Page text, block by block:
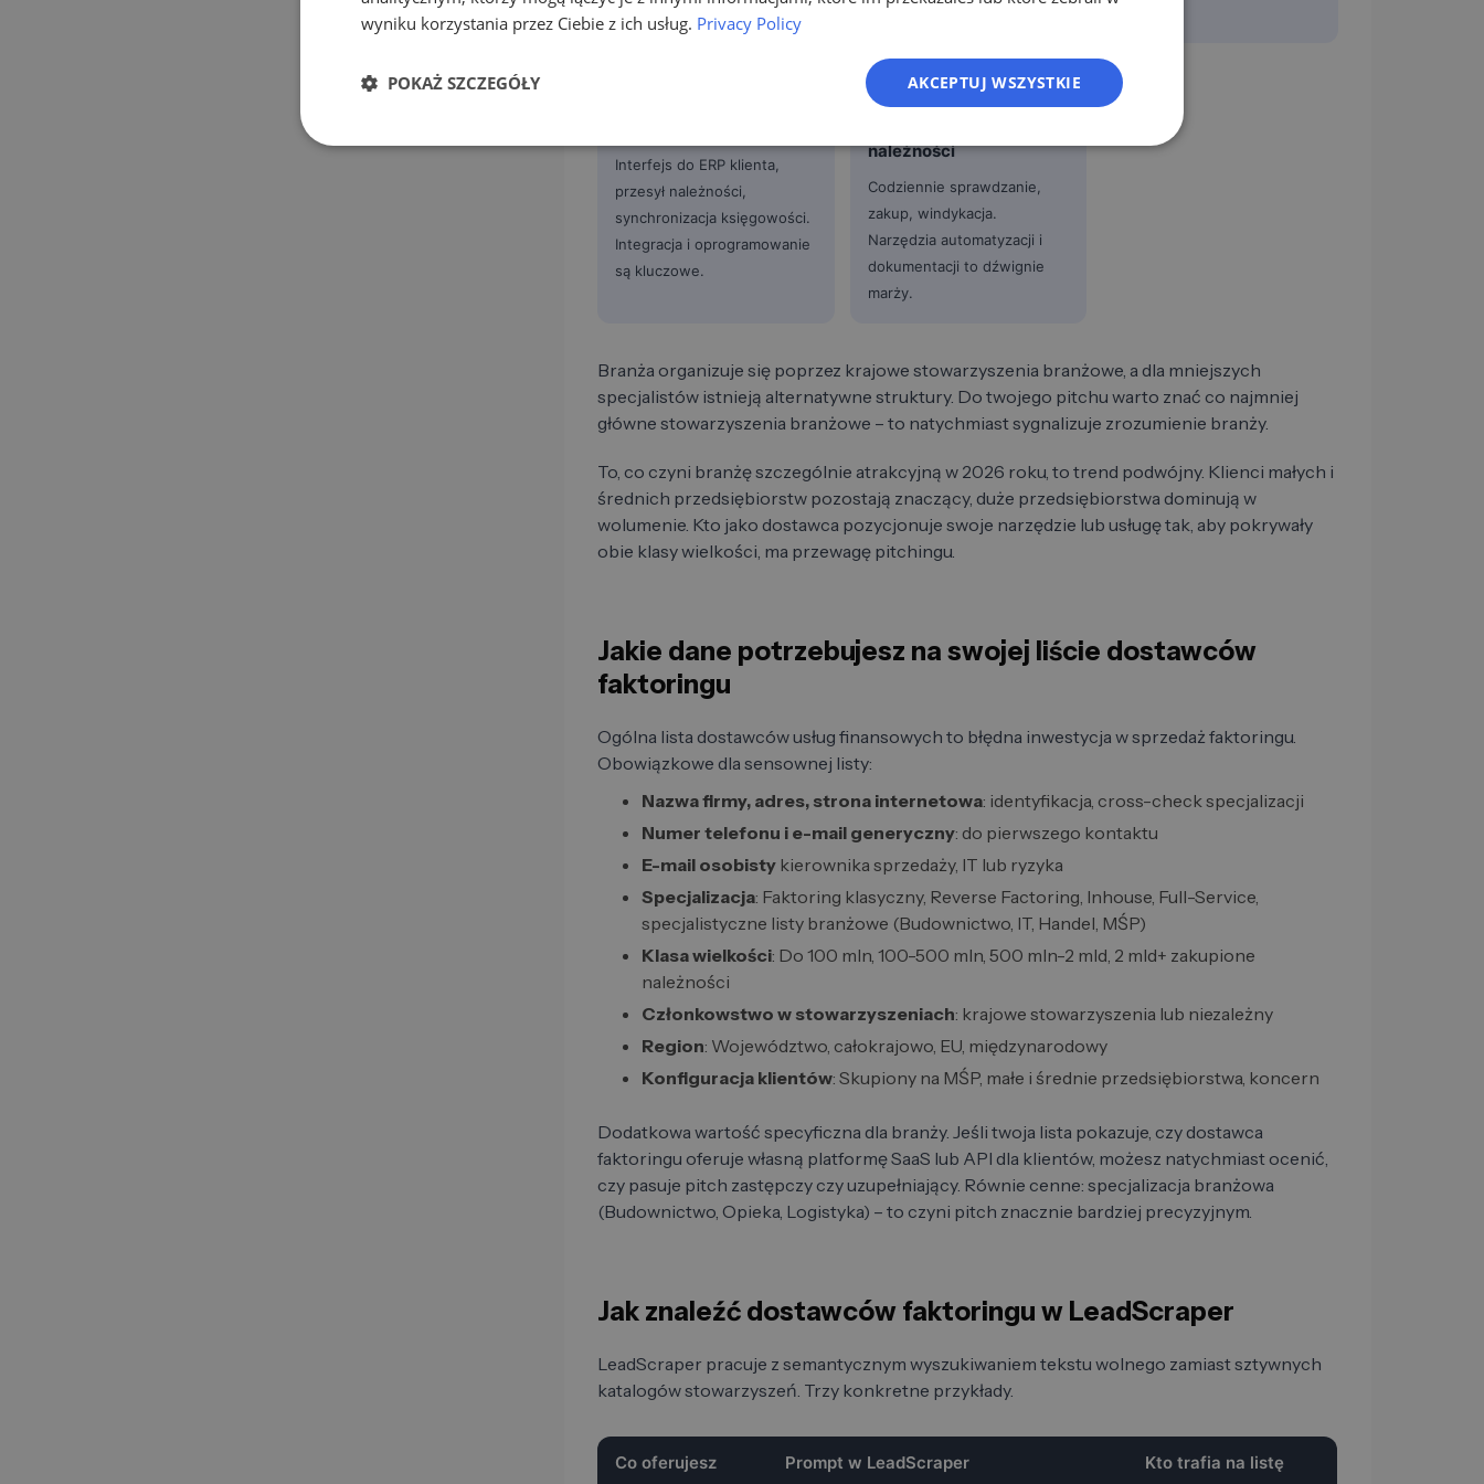
obowiązek.
Interfejs do ERP klienta,
przesył należności,
synchronizacja księgowości.
Integracja i oprogramowanie
są kluczowe.
należności
Codziennie sprawdzanie,
zakup, windykacja.
Narzędzia automatyzacji i
dokumentacji to dźwignie
marży.
Branża organizuje się poprzez krajowe stowarzyszenia branżowe, a dla mniejszych
specjalistów istnieją alternatywne struktury. Do twojego pitchu warto znać co najmniej
główne stowarzyszenia branżowe – to natychmiast sygnalizuje zrozumienie branży.
To, co czyni branżę szczególnie atrakcyjną w 2026 roku, to trend podwójny. Klienci małych i
średnich przedsiębiorstw pozostają znaczący, duże przedsiębiorstwa dominują w
wolumenie. Kto jako dostawca pozycjonuje swoje narzędzie lub usługę tak, aby pokrywały
obie klasy wielkości, ma przewagę pitchingu.
Jakie dane potrzebujesz na swojej liście dostawców
faktoringu
Ogólna lista dostawców usług finansowych to błędna inwestycja w sprzedaż faktoringu.
Obowiązkowe dla sensownej listy:
Nazwa firmy, adres, strona internetowa: identyfikacja, cross-check specjalizacji
Numer telefonu i e-mail generyczny: do pierwszego kontaktu
E-mail osobisty kierownika sprzedaży, IT lub ryzyka
Specjalizacja: Faktoring klasyczny, Reverse Factoring, Inhouse, Full-Service,
specjalistyczne listy branżowe (Budownictwo, IT, Handel, MŚP)
Klasa wielkości: Do 100 mln, 100-500 mln, 500 mln-2 mld, 2 mld+ zakupione
należności
Członkowstwo w stowarzyszeniach: krajowe stowarzyszenia lub niezależny
Region: Województwo, całokrajowo, EU, międzynarodowy
Konfiguracja klientów: Skupiony na MŚP, małe i średnie przedsiębiorstwa, koncern
Dodatkowa wartość specyficzna dla branży. Jeśli twoja lista pokazuje, czy dostawca
faktoringu oferuje własną platformę SaaS lub API dla klientów, możesz natychmiast ocenić,
czy pasuje pitch zastępczy czy uzupełniający. Równie cenne: specjalizacja branżowa
(Budownictwo, Opieka, Logistyka) – to czyni pitch znacznie bardziej precyzyjnym.
Jak znaleźć dostawców faktoringu w LeadScraper
LeadScraper pracuje z semantycznym wyszukiwaniem tekstu wolnego zamiast sztywnych
katalogów stowarzyszeń. Trzy konkretne przykłady.
Co oferujesz Prompt w LeadScraper Kto trafia na listę
wyniku korzystania przez Ciebie z ich usług. Privacy Policy
AKCEPTUJ WSZYSTKIE
POKAŻ SZCZEGÓŁY